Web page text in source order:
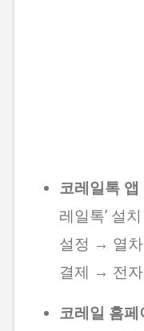
코레일톡 앱
레일톡’ 설
설정 → 열
결제 → 전
코레일 홈페